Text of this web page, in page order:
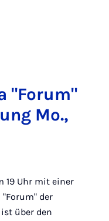
"Fo­rum"
Mo.,
19 Uhr mit einer
der
über den